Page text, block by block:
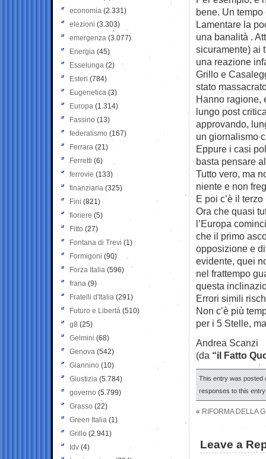
bene. Un
Lamentare la
una banalità .
sicuramente) ai
una reazione
Grillo e
stato
Hanno ragione,
lungo post
approvando,
un giornalismo
Eppure i casi
basta pensare
Tutto vero, ma
niente e non
E poi c’è il
Ora che quasi
l’Europa
che il primo
opposizione e
evidente, quei
nel frattempo
questa
Errori simili
Non c’è più
per i 5 Stelle,
Andrea Scanzi
(da “il Fatto
This entry was posted
responses to this
« RIFORMA DELLA
Leave a
economia (2.331)
elezioni (3.303)
emergenza (3.077)
Energia (45)
Esselunga (2)
Esteri (784)
Eugenetica (3)
Europa (1.314)
Fassino (13)
federalismo (167)
Ferrara (21)
Ferretti (6)
ferrovie (133)
finanziaria (325)
Fini (821)
fioriere (5)
Fitto (27)
Fontana di Trevi (1)
Formigoni (90)
Forza Italia (596)
frana (9)
Fratelli d'Italia (291)
Futuro e Libertà (510)
g8 (25)
Gelmini (68)
Genova (542)
Giannino (10)
Giustizia (5.784)
governo (5.799)
Grasso (22)
Green Italia (1)
Grillo (2.941)
Idv (4)